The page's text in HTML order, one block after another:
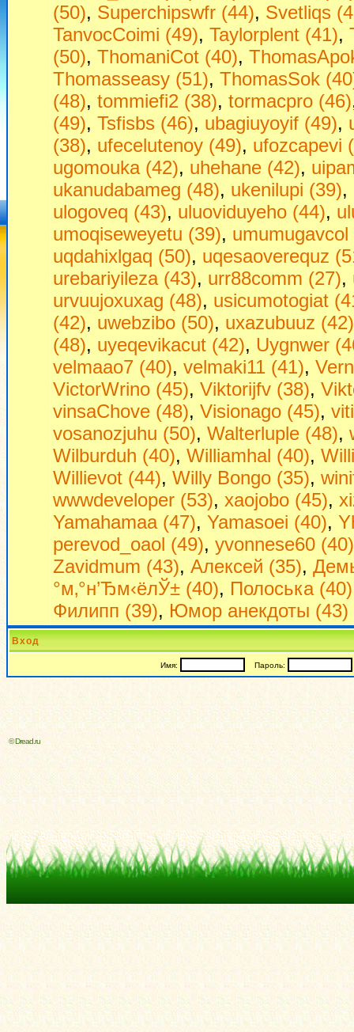
(50), Superchipswfr (44), Svetliqs
TanvocCoimi (49), Taylorplent (41),
(50), ThomaniCot (40),
Thomasseasy (51), ThomasSok
(48), tommiefi2 (38), tormacpro (46)
(49), Tsfisbs (46), ubagiuyoyif (49),
(38), ufecelutenoy (49), ufozcapevi
ugomouka (42), uhehane (42),
ukanudabameg (48), ukenilupi (39),
ulogoveq (43), uluoviduyeho (44),
umoqiseweyetu (39), umumugavcol
uqdahixlgaq (50), uqesaoverequz
urebariyileza (43), urr88comm (27),
urvuujoxuxag (48), usicumotogiat
(42), uwebzibo (50), uxazubuuz (42)
(48), uyeqevikacut (42), Uygnwer
velmaao7 (40), velmaki11 (41),
VictorWrino (45), Viktorijfv (38),
vinsaChove (48), Visionago (45),
vosanozjuhu (50), Walterluple (48),
Wilburduh (40), Williamhal (40),
Willievot (44), Willy Bongo (35),
wwwdeveloper (53), xaojobo (45),
Yamahamaa (47), Yamasoei (40),
perevod_oaol (49), yvonnese60 (40)
Zavidmum (43), Алексей (35),
°м‚°н’Ђм‹ёлЎ± (40), Полоська (40)
Филипп (39), Юмор анекдоты (43)
Вход
Имя: Пароль:
© Dread.ru